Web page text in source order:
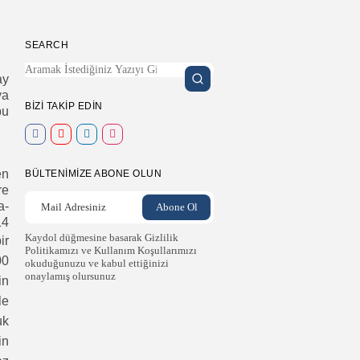
SEARCH
BIZI TAKIP EDIN
BÜLTENIMIZE ABONE OLUN
Kaydol düğmesine basarak Gizlilik
Politikamızı ve Kullanım Koşullarımızı
okuduğunuzu ve kabul ettiğinizi
onaylamış olursunuz